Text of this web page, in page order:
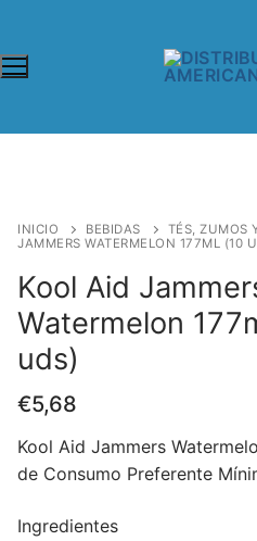
INICIO BEBIDAS TÉS, ZUMOS
JAMMERS WATERMELON 177ML (10
Kool Aid
Watermelon
uds)
€5,68
Kool Aid Jammers
de Consumo Preferente
Ingredientes